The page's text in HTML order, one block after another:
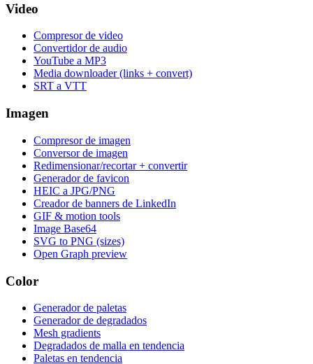
Video
Compresor de video
Convertidor de audio
YouTube a MP3
Media downloader (links + convert)
SRT a VTT
Imagen
Compresor de imagen
Conversor de imagen
Redimensionar/recortar + convertir
Generador de favicon
HEIC a JPG/PNG
Creador de banners de LinkedIn
GIF & motion tools
Image Base64
SVG to PNG (sizes)
Open Graph preview
Color
Generador de paletas
Generador de degradados
Mesh gradients
Degradados de malla en tendencia
Paletas en tendencia